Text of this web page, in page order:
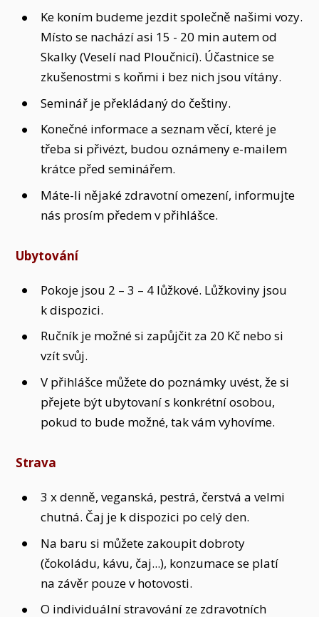
Ke koním budeme jezdit společně našimi vozy.
Místo se nachází asi 15 - 20 min autem od
Skalky (Veselí nad Ploučnicí). Účastnice se
zkušenostmi s koňmi i bez nich jsou vítány.
Seminář je překládaný do češtiny.
Konečné informace a seznam věcí, které je
třeba si přivézt, budou oznámeny e-mailem
krátce před seminářem.
Máte-li nějaké zdravotní omezení, informujte
nás prosím předem v přihlášce.
Ubytování
Pokoje jsou 2 – 3 – 4 lůžkové. Lůžkoviny jsou
k dispozici.
Ručník je možné si zapůjčit za 20 Kč nebo si
vzít svůj.
V přihlášce můžete do poznámky uvést, že si
přejete být ubytovaní s konkrétní osobou,
pokud to bude možné, tak vám vyhovíme.
Strava
3 x denně, veganská, pestrá, čerstvá a velmi
chutná. Čaj je k dispozici po celý den.
Na baru si můžete zakoupit dobroty
(čokoládu, kávu, čaj...), konzumace se platí
na závěr pouze v hotovosti.
O individuální stravování ze zdravotních